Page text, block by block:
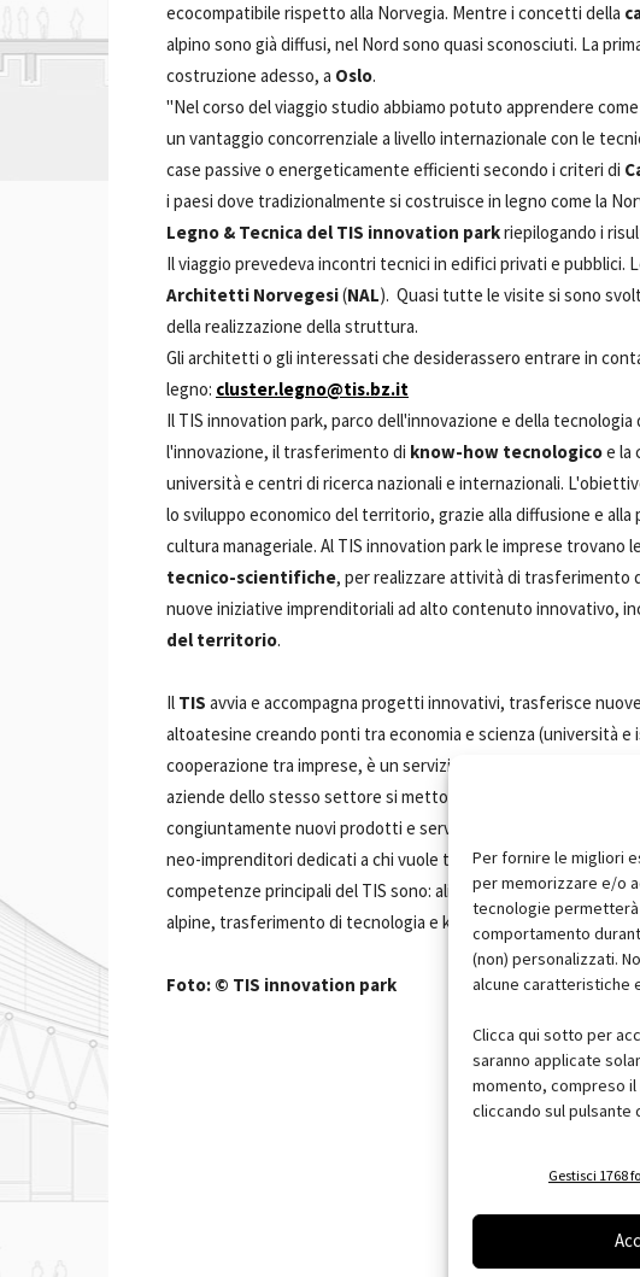
Per fornire le migliori
per memorizzare e/o
tecnologie permetterà
comportamento
(non) personalizzati.
alcune caratteristiche
Clicca qui sotto per
saranno applicate
momento, compreso
cliccando sul
Gestisci 1768
ecocompatibile rispetto alla Norvegia. Mentre i concetti della
alpino sono già diffusi, nel Nord sono quasi sconosciuti. La
costruzione adesso, a Oslo.
"Nel corso del viaggio studio abbiamo potuto apprendere
un vantaggio concorrenziale a livello internazionale con le
case passive o energeticamente efficienti secondo i criteri di
i paesi dove tradizionalmente si costruisce in legno come la
Legno & Tecnica del TIS innovation parkriepilogando i
Il viaggio prevedeva incontri tecnici in edifici privati e pubblici.
Architetti Norvegesi(NAL). Quasi tutte le visite si sono
della realizzazione della struttura.
Gli architetti o gli interessati che desiderassero entrare in
legno: cluster.legno@tis.bz.it
Il TIS innovation park, parco dell'innovazione e della tecnologia
l'innovazione, il trasferimento di know-how tecnologicoe la
università e centri di ricerca nazionali e internazionali.
lo sviluppo economico del territorio, grazie alla diffusione e
cultura manageriale. Al TIS innovation park le imprese
tecnico-scientifiche, per realizzare attività di trasferimento
nuove iniziative imprenditoriali ad alto contenuto innovativo,
del territorio.
Il TIS avvia e accompagna progetti innovativi, trasferisce
altoatesine creando ponti tra economia e scienza (università
cooperazione tra imprese, è un servizio fornito dal TIS rivolto in
aziende dello stesso settore si mettono in rete e collaborano
congiuntamente nuovi prodotti e servizi. L'
neo-imprenditori dedicati a chi vuole trasformare un'idea
competenze principali del TIS sono: alimentari e benessere,
alpine, trasferimento di tecnologia e know-how,materialie
Foto: © TIS innovation park